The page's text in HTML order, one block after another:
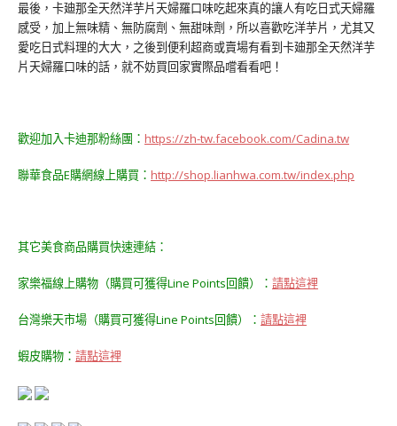
最後，卡廸那全天然洋芋片天婦羅口味吃起來真的讓人有吃日式天婦羅
感受，加上無味精、無防腐劑、無甜味劑，所以喜歡吃洋芋片，尤其又
愛吃日式料理的大大，之後到便利超商或賣場有看到卡廸那全天然洋芋
片天婦羅口味的話，就不妨買回家實際品嚐看看吧！
歡迎加入卡迪那粉絲團： https://zh-tw.facebook.com/Cadina.tw
聯華食品E購網線上購買： http://shop.lianhwa.com.tw/index.php
其它美食商品購買快速連結：
家樂福線上購物（購買可獲得Line Points回饋）： 請點這裡
台灣樂天市場（購買可獲得Line Points回饋）： 請點這裡
蝦皮購物： 請點這裡